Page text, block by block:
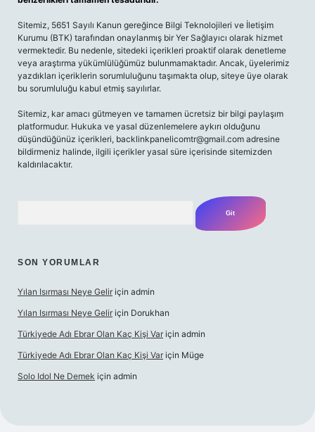
Sitemiz, 5651 Sayılı Kanun gereğince Bilgi Teknolojileri ve İletişim
Kurumu (BTK) tarafından onaylanmış bir Yer Sağlayıcı olarak hizmet
vermektedir. Bu nedenle, sitedeki içerikleri proaktif olarak denetleme
veya araştırma yükümlülüğümüz bulunmamaktadır. Ancak, üyelerimiz
yazdıkları içeriklerin sorumluluğunu taşımakta olup, siteye üye olarak
bu sorumluluğu kabul etmiş sayılırlar.
Sitemiz, kar amacı gütmeyen ve tamamen ücretsiz bir bilgi paylaşım
platformudur. Hukuka ve yasal düzenlemelere aykırı olduğunu
düşündüğünüz içerikleri, backlinkpanelicomtr@gmail.com adresine
bildirmeniz halinde, ilgili içerikler yasal süre içerisinde sitemizden
kaldırılacaktır.
SON YORUMLAR
Yılan Isırması Neye Gelir için admin
Yılan Isırması Neye Gelir için Dorukhan
Türkiyede Adı Ebrar Olan Kaç Kişi Var için admin
Türkiyede Adı Ebrar Olan Kaç Kişi Var için Müge
Solo Idol Ne Demek için admin